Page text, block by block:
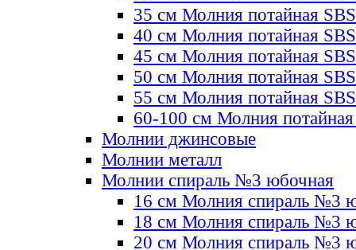
35 см Молния потайная SBS
40 см Молния потайная SBS
45 см Молния потайная SBS
50 см Молния потайная SBS
55 см Молния потайная SBS
60-100 см Молния
Молнии джинсовые
Молнии металл
Молнии спираль №3 юбочная
16 см Молния спираль №3
18 см Молния спираль №3
20 см Молния спираль №3